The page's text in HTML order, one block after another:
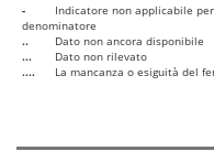
-
Indicatore non applicabile
denominatore
..
Dato non ancora disponibile
...
Dato non rilevato
....
La mancanza o esiguità del